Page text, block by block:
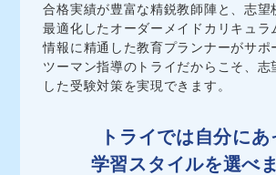
合格実績が豊富な精鋭教師陣と、志望
最適化したオーダーメイドカリキュラ
情報に精通した教育プランナーがサポ
ツーマン指導のトライだからこそ、志
した受験対策を実現できます。
トライでは自分にあ
学習スタイルを選べ